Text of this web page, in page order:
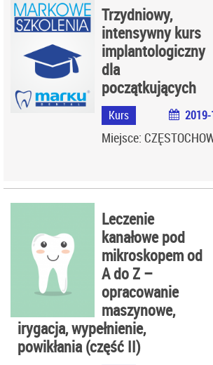
Trzydniowy,
intensywny kurs
implantologiczny
dla
początkujących
Kurs
Miejsce:
Leczenie
kanałowe pod
mikroskopem od
A do Z –
opracowanie
maszynowe,
irygacja, wypełnienie,
powikłania (część II)